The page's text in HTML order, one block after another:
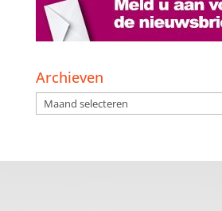
Archieven
Archieven